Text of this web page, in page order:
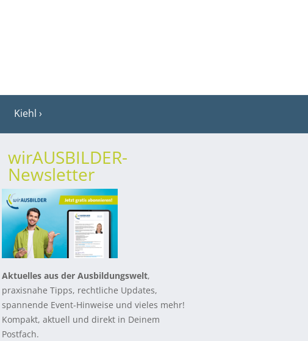
Kiehl
wirAUSBILDER-
Newsletter
Aktuelles aus der Ausbildungswelt,
praxisnahe Tipps, rechtliche Updates,
spannende Event-Hinweise und vieles mehr!
Kompakt, aktuell und direkt in Deinem
Postfach.